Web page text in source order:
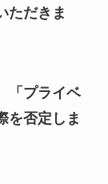
ただきま
「プライベ
を否定しま